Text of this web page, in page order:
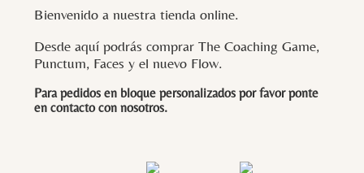
Bienvenido a nuestra tienda online.
Desde aquí podrás comprar The Coaching Game,
Punctum, Faces y el nuevo Flow.
Para pedidos en bloque personalizados por favor ponte
en contacto con nosotros.